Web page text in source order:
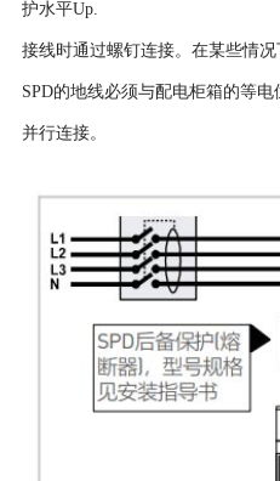
护水平Up.
接线时通过螺钉连接。在某些情况
SPD的地线必须与配电柜箱的等
并行连接。